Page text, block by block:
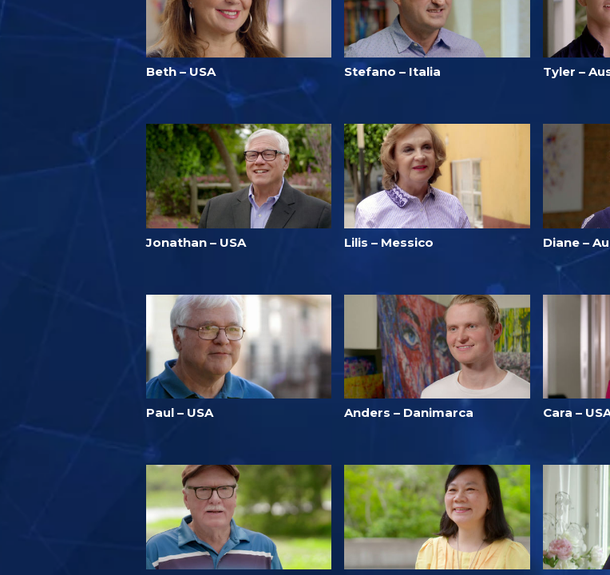
Beth – USA Stefano – Italia Tyler –
Jonathan – USA Lilis – Messico Diane –
Paul – USA Anders – Danimarca Cara –